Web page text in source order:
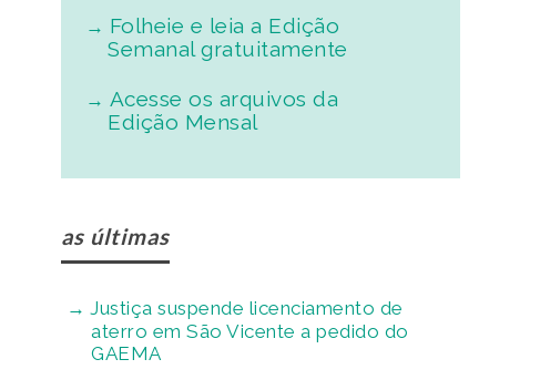
Folheie e leia a Edição
Semanal gratuitamente
Acesse os arquivos da
Edição Mensal
as últimas
Justiça suspende licenciamento de
aterro em São Vicente a pedido do
GAEMA